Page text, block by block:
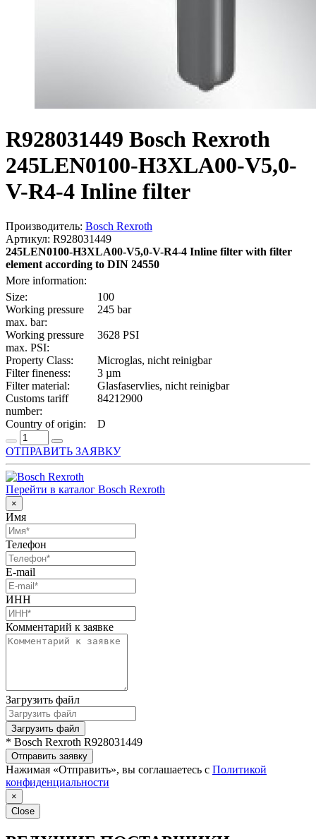
R928031449 Bosch Rexroth
245LEN0100-H3XLA00-V5,0-
V-R4-4 Inline filter
Производитель: Bosch Rexroth
Артикул: R928031449
245LEN0100-H3XLA00-V5,0-V-R4-4 Inline filter with filter
element according to DIN 24550
More information:
Size:
100
Working pressure
max. bar:
245 bar
Working pressure
max. PSI:
3628 PSI
Property Class:
Microglas, nicht reinigbar
Filter fineness:
3 µm
Filter material:
Glasfaservlies, nicht reinigbar
Customs tariff
number:
84212900
Country of origin: D
ОТПРАВИТЬ ЗАЯВКУ
Перейти в каталог Bosch Rexroth
×
Имя
Телефон
E-mail
ИНН
Комментарий к заявке
Загрузить файл
Загрузить файл
* Bosch Rexroth R928031449
Отправить заявку
Нажимая «Отправить», вы соглашаетесь с Политикой
конфиденциальности
×
Close